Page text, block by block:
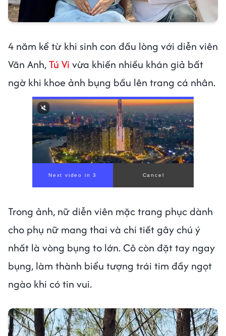
4 năm kể từ khi sinh con đầu lòng với diễn viên
Văn Anh,Tú Vi vừa khiến nhiều khán giả bất
ngờ khi khoe ảnh bụng bầu lên trang cá nhân.
Trong ảnh, nữ diễn viên mặc trang phục dành
cho phụ nữ mang thai và chi tiết gây chú ý
nhất là vòng bụng to lớn. Cô còn đặt tay ngay
bụng, làm thành biểu tượng trái tim đầy ngọt
ngào khi có tin vui.